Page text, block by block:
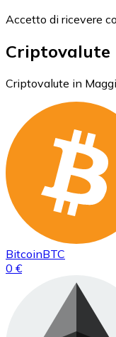
Accetto di ricevere
Criptovalute
Criptovalute in
BitcoinBTC
0 €